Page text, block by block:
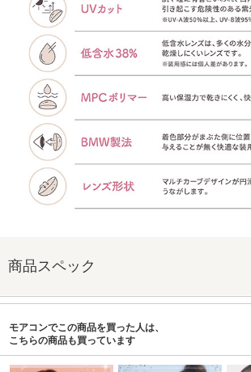
商品スペック
モアコンでこの商品を買った人は、
こちらの商品も買っています